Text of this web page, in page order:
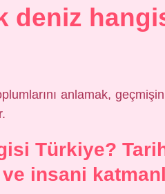
deniz
anlamak,
Türkiye?
ve insani